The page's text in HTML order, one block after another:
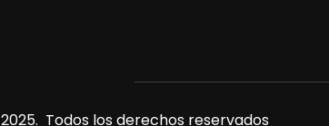
2025. Todos los derechos reservados